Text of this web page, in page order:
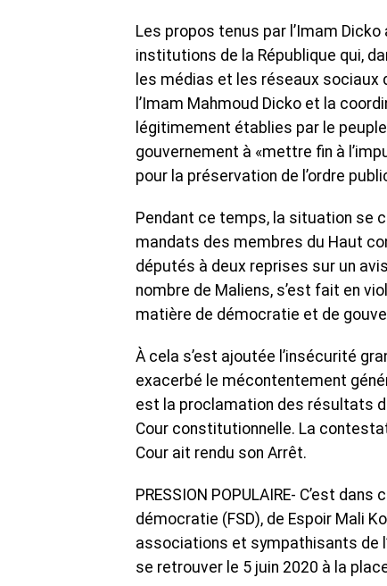
Les propos tenus par l’Imam
institutions de la République qui,
les médias et les réseaux
l’Imam Mahmoud Dicko et la
légitimement établies par le
gouvernement à «mettre fin à
pour la préservation de l’ordre
Pendant ce temps, la situation se
mandats des membres du Haut
députés à deux reprises sur un
nombre de Maliens, s’est fait en
matière de démocratie et de
À cela s’est ajoutée l’insécurité
exacerbé le mécontentement
est la proclamation des résultats
Cour constitutionnelle. La
Cour ait rendu son Arrêt.
PRESSION POPULAIRE- C’est
démocratie (FSD), de Espoir Mali
associations et sympathisants de
se retrouver le 5 juin 2020 à la